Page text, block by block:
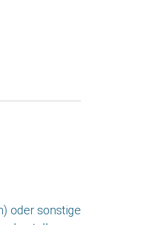
oder sonstige